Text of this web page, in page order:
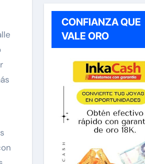
CONFIANZA QUE
VALE ORO